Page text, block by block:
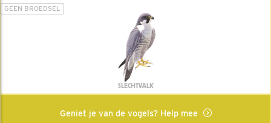
GEEN BROEDSEL
SLECHTVALK
Geniet je van de vogels? Help mee